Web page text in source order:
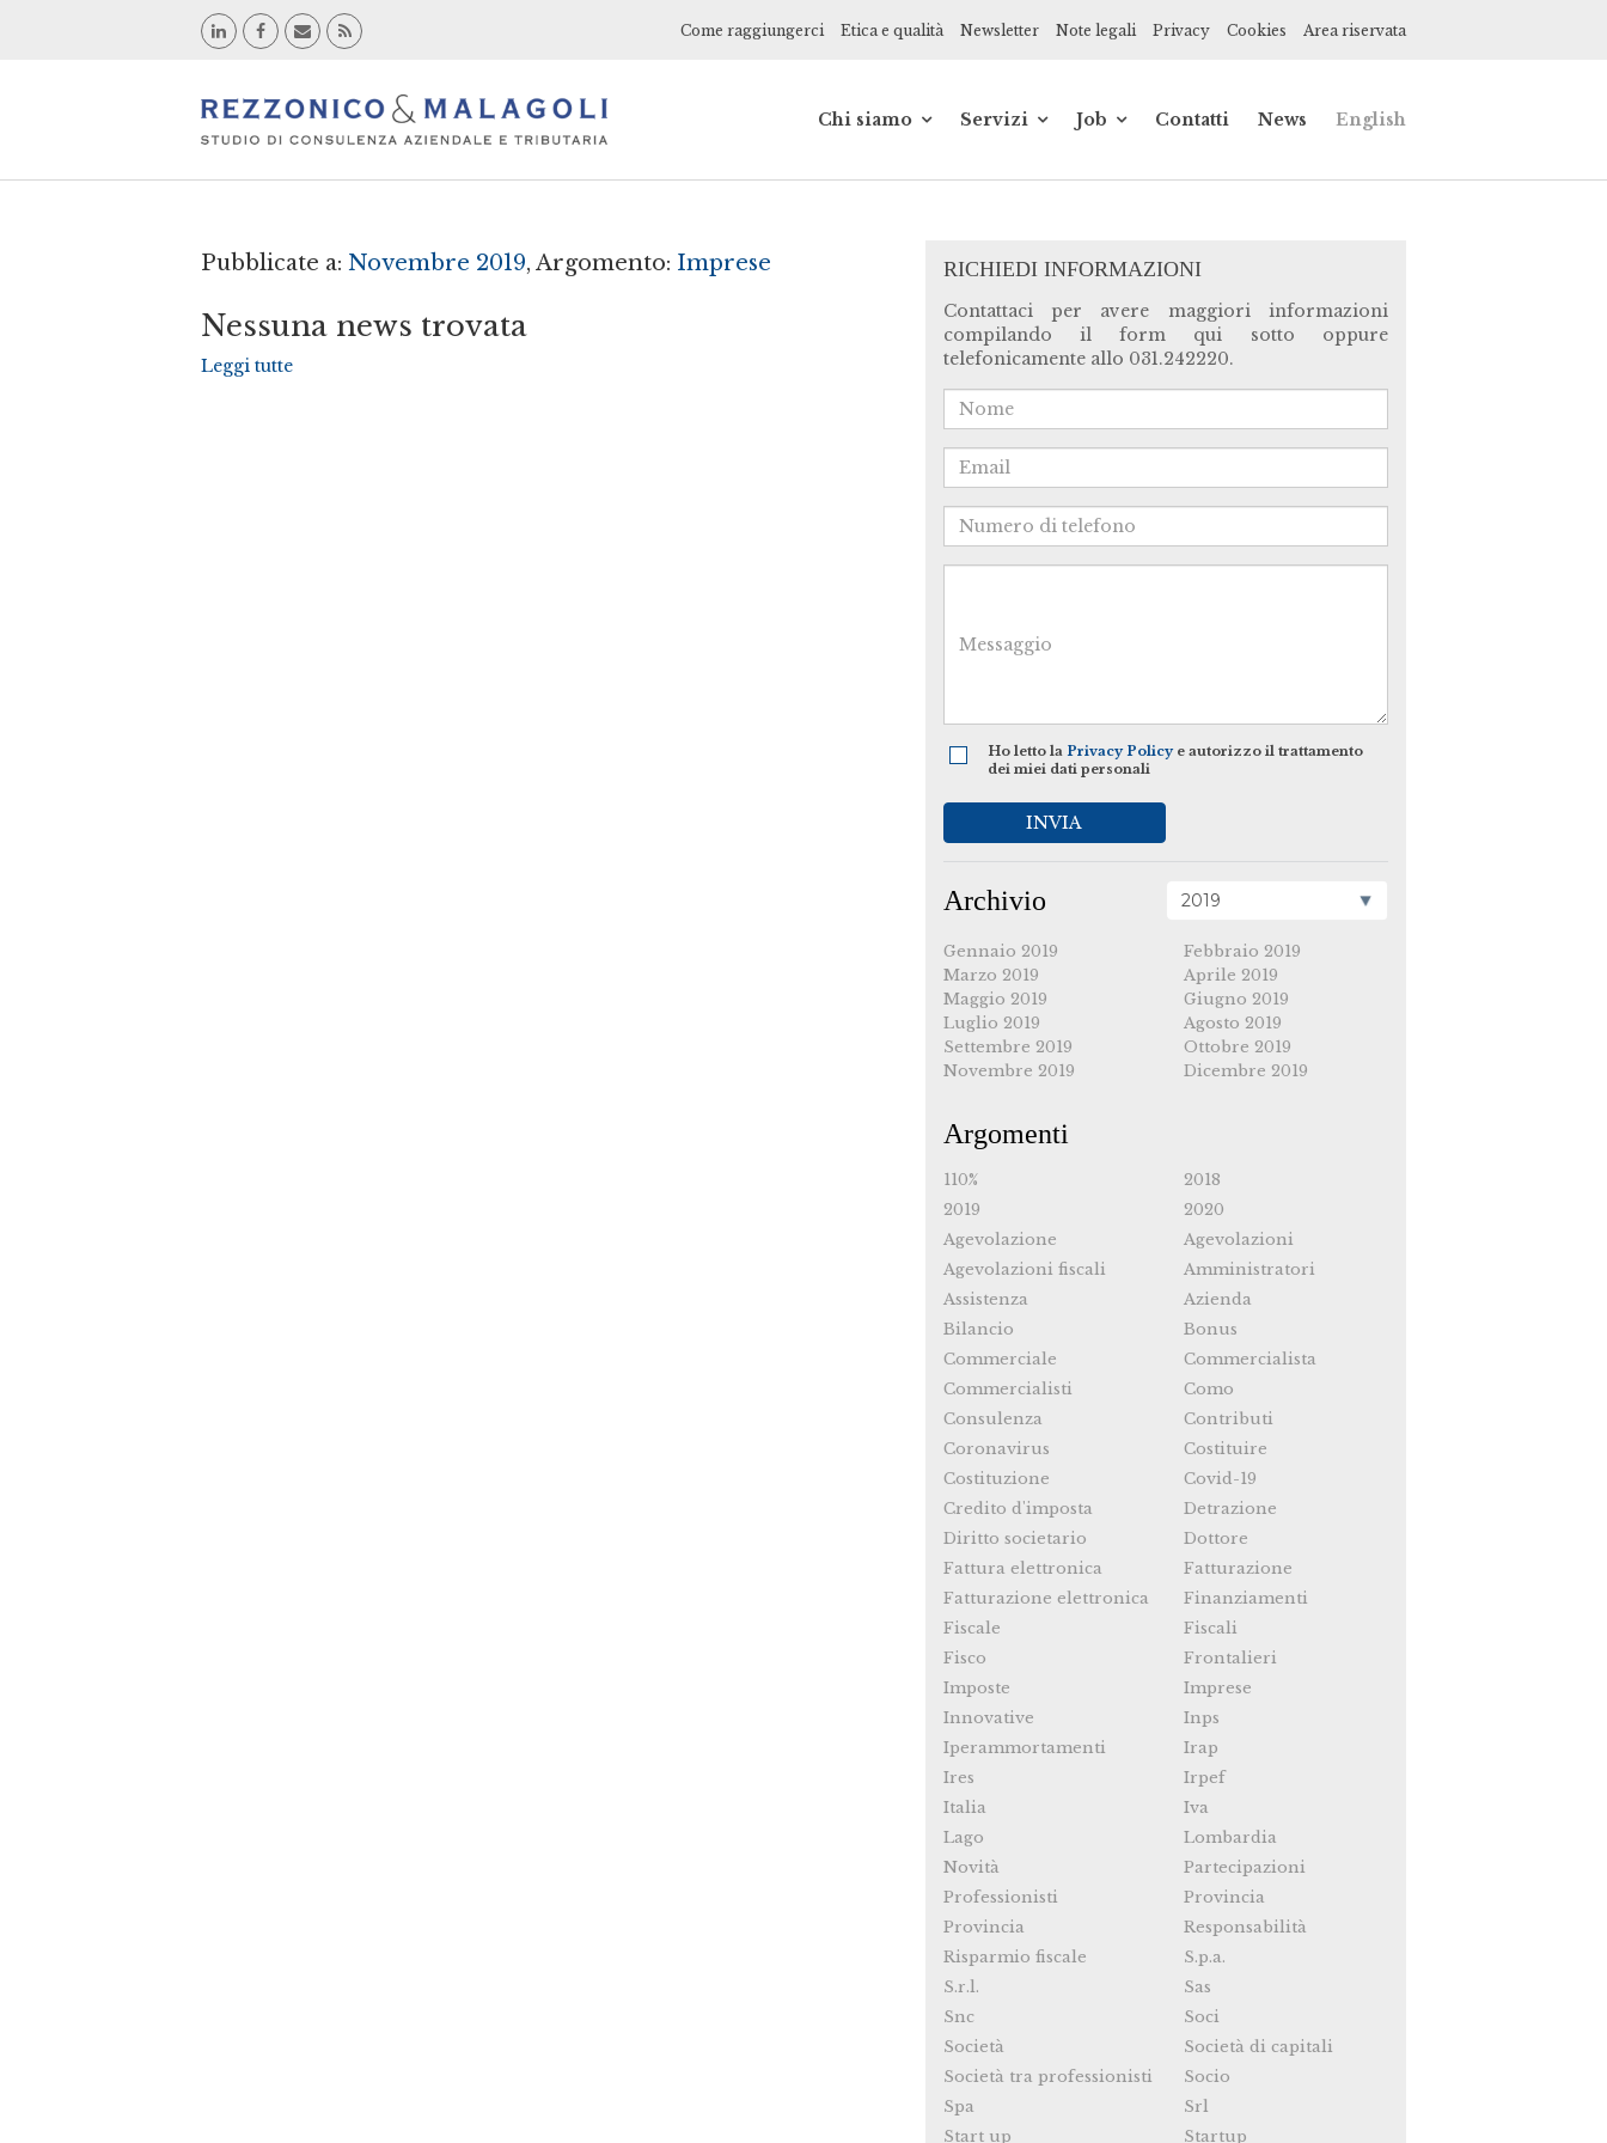
Come raggiungerci Etica e qualità Newsletter Note legali Privacy Cookies Area riservata
Chi siamo
Collaboratori
Servizi
Ai professionisti
web
Formazione
online
Job
Contatti News English
Pubblicate a: Novembre 2019, Argomento: Imprese
Nessuna news trovata
Leggi tutte
RICHIEDI INFORMAZIONI
Contattaci per avere maggiori informazioni
compilando il form qui sotto oppure
telefonicamente allo 031.242220.
Ho letto la Privacy Policye autorizzo il trattamento
dei miei dati personali
INVIA
Archivio
Gennaio 2019
Febbraio 2019
Marzo 2019
Aprile 2019
Maggio 2019
Giugno 2019
Luglio 2019
Agosto 2019
Settembre 2019
Ottobre 2019
Novembre 2019
Dicembre 2019
Argomenti
110%
2018
2019
2020
Agevolazione
Agevolazioni
Agevolazioni fiscali
Amministratori
Assistenza
Azienda
Bilancio
Bonus
Commerciale
Commercialista
Commercialisti
Como
Consulenza
Contributi
Coronavirus
Costituire
Costituzione
Covid-19
Credito d'imposta
Detrazione
Diritto societario
Dottore
Fattura elettronica
Fatturazione
Fatturazione elettronica
Finanziamenti
Fiscale
Fiscali
Fisco
Frontalieri
Imposte
Imprese
Innovative
Inps
Iperammortamenti
Irap
Ires
Irpef
Italia
Iva
Lago
Lombardia
Novità
Partecipazioni
Professionisti
Provincia
Provincia
Responsabilità
Risparmio fiscale
S.p.a.
S.r.l.
Sas
Snc
Soci
Società
Società di capitali
Società tra professionisti
Socio
Spa
Srl
Start up
Startup